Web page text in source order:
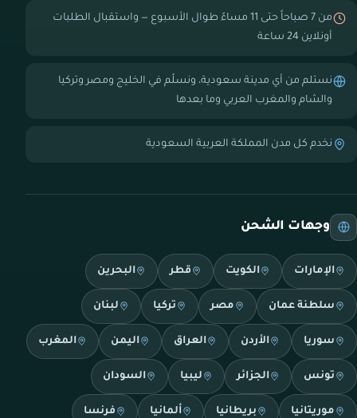
من 7 صباحاً حتى 11 مساءً طوال الأسبوع — واستقبال الطلبات
أونلاين 24 ساعة
نستلم من أي مدينة سعودية، ونسلّم في الخليج ومصر وتركيا
والشام والمغرب العربي وما بعدها
نخدم كل مدن المملكة العربية السعودية
وجهات الشحن
الإمارات الكويت قطر البحرين
سلطنة عمان مصر تركيا لبنان
سوريا الأردن العراق اليمن المغرب
تونس الجزائر ليبيا السودان
موريتانيا بريطانيا ألمانيا فرنسا